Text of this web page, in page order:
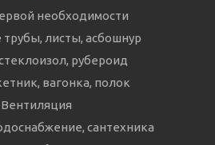
необходимости
листы, асбошнур
рубероид
вагонка, полок
Вентиляция
сантехника